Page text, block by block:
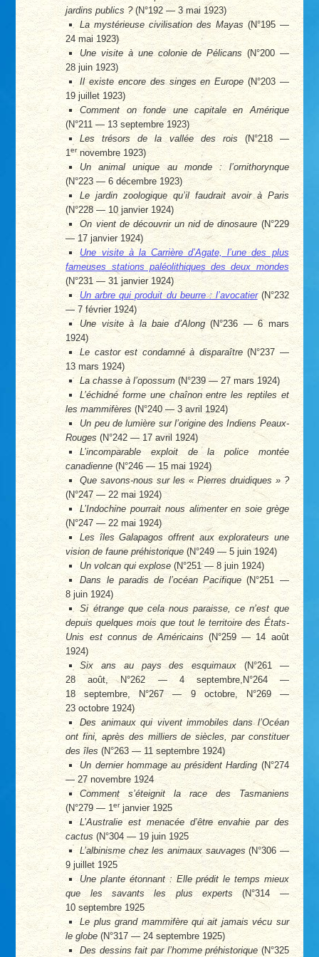
jardins publics ?(N°192 — 3 mai 1923)
La mystérieuse civilisation des Mayas(N°195 —
24 mai 1923)
Une visite à une colonie de Pélicans (N°200 —
28 juin 1923)
Il existe encore des singes en Europe(N°203 —
19 juillet 1923)
Comment on fonde une capitale en Amérique
(N°211 — 13 septembre 1923)
Les trésors de la vallée des rois (N°218 —
1ernovembre 1923)
Un animal unique au monde : l’ornithorynque
(N°223 — 6 décembre 1923)
Le jardin zoologique qu’il faudrait avoir à Paris
(N°228 — 10 janvier 1924)
On vient de découvrir un nid de dinosaure (N°229
— 17 janvier 1924)
Une visite à la Carrière d’Agate, l’une des plus
fameuses stations paléolithiques des deux mondes
(N°231 — 31 janvier 1924)
Un arbre qui produit du beurre : l’avocatier(N°232
— 7 février 1924)
Une visite à la baie d’Along(N°236 — 6 mars
1924)
Le castor est condamné à disparaître(N°237 —
13 mars 1924)
La chasse à l’opossum(N°239 — 27 mars 1924)
L’échidné forme une chaînon entre les reptiles et
les mammifères(N°240 — 3 avril 1924)
Un peu de lumière sur l’origine des Indiens Peaux-
Rouges (N°242 — 17 avril 1924)
L’incomparable exploit de la police montée
canadienne (N°246 — 15 mai 1924)
Que savons-nous sur les « Pierres druidiques » ?
(N°247 — 22 mai 1924)
L’Indochine pourrait nous alimenter en soie grège
(N°247 — 22 mai 1924)
Les îles Galapagos offrent aux explorateurs une
vision de faune préhistorique (N°249 — 5 juin 1924)
Un volcan qui explose(N°251 — 8 juin 1924)
Dans le paradis de l’océan Pacifique(N°251 —
8 juin 1924)
Si étrange que cela nous paraisse, ce n’est que
depuis quelques mois que tout le territoire des États-
Unis est connus de Américains (N°259 — 14 août
1924)
Six ans au pays des esquimaux (N°261 —
28 août, N°262 — 4 septembre,N°264 —
18 septembre, N°267 — 9 octobre, N°269 —
23 octobre 1924)
Des animaux qui vivent immobiles dans l’Océan
ont fini, après des milliers de siècles, par constituer
des îles (N°263 — 11 septembre 1924)
Un dernier hommage au président Harding (N°274
— 27 novembre 1924
Comment s’éteignit la race des Tasmaniens
(N°279 — 1erjanvier 1925
L’Australie est menacée d’être envahie par des
cactus (N°304 — 19 juin 1925
L’albinisme chez les animaux sauvages (N°306 —
9 juillet 1925
Une plante étonnant : Elle prédit le temps mieux
que les savants les plus experts(N°314 —
10 septembre 1925
Le plus grand mammifère qui ait jamais vécu sur
le globe(N°317 — 24 septembre 1925)
Des dessins fait par l’homme préhistorique (N°325